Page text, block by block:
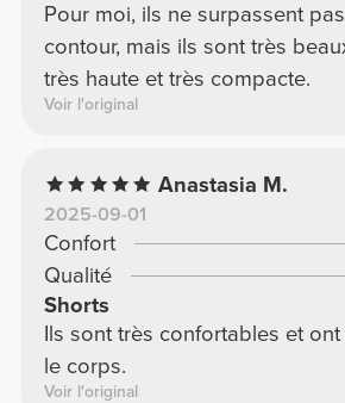
Pour moi, ils ne surpassent
contour, mais ils sont très
très haute et très compacte.
Voir l'original
Anastasia M.
2025-09-01
Confort
Qualité
Shorts
Ils sont très confortables et
le corps.
Voir l'original